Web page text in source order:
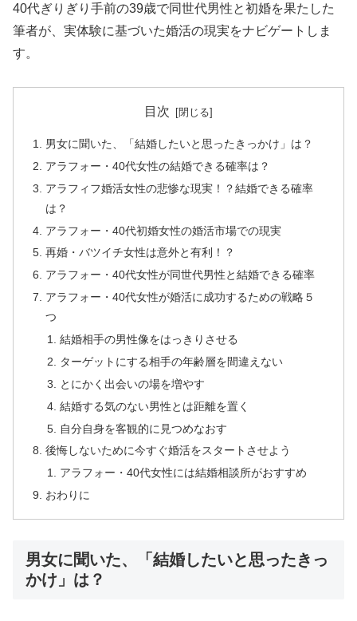
40代ぎりぎり手前の39歳で同世代男性と初婚を果たした
筆者が、実体験に基づいた婚活の現実をナビゲートしま
す。
目次
男女に聞いた、「結婚したいと思ったきっかけ」は？
アラフォー・40代女性の結婚できる確率は？
アラフィフ婚活女性の悲惨な現実！？結婚できる確率
は？
アラフォー・40代初婚女性の婚活市場での現実
再婚・バツイチ女性は意外と有利！？
アラフォー・40代女性が同世代男性と結婚できる確率
アラフォー・40代女性が婚活に成功するための戦略５
つ
結婚相手の男性像をはっきりさせる
ターゲットにする相手の年齢層を間違えない
とにかく出会いの場を増やす
結婚する気のない男性とは距離を置く
自分自身を客観的に見つめなおす
後悔しないために今すぐ婚活をスタートさせよう
アラフォー・40代女性には結婚相談所がおすすめ
おわりに
男女に聞いた、「結婚したいと思ったきっ
かけ」は？